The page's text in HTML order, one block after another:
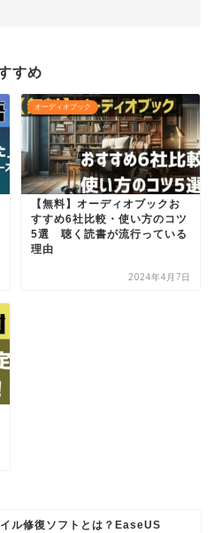
すめ
オーディオブック
【無料】オーディオブックお
すすめ6社比較・使い方のコツ
5選 聴く読書が流行っている
理由
2024年4月7日
ル修復ソフトとは？EaseUS